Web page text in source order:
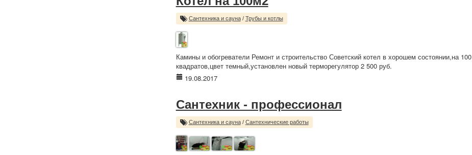
Сантехника и сауна/ Трубы и котлы
Камины и обогреватели Ремонт и строительство Советский котел в хорошем состоянии,на 100
квадратов,цвет темный,установлен новый терморегулятор 2 500 руб.
19.08.2017
Сантехник - профессионал
Сантехника и сауна/ Сантехнические работы